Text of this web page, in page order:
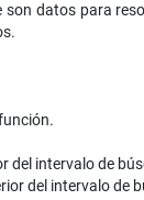
datos para
intervalo de
del intervalo de